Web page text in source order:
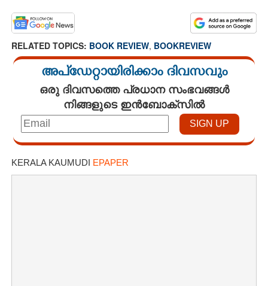
RELATED TOPICS: BOOK REVIEW, BOOKREVIEW
അപ്ഡേറ്റായിരിക്കാം ദിവസവും
ഒരു ദിവസത്തെ പ്രധാന സംഭവങ്ങൾ
നിങ്ങളുടെ ഇൻബോക്സിൽ
KERALA KAUMUDI EPAPER